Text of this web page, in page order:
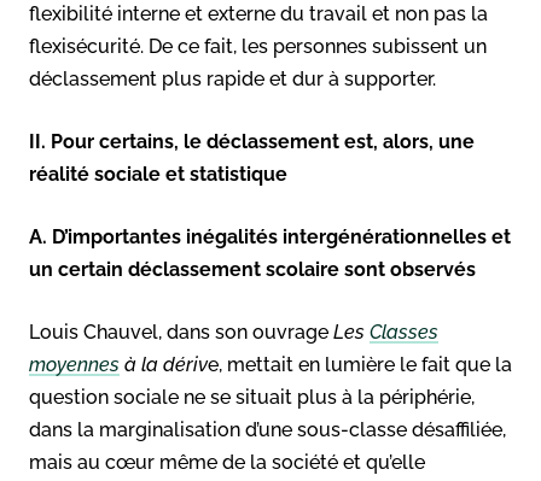
flexibilité interne et externe du travail et non pas la
flexisécurité. De ce fait, les personnes subissent un
déclassement plus rapide et dur à supporter.
II. Pour certains, le déclassement est, alors, une
réalité sociale et statistique
A. D’importantes inégalités intergénérationnelles et
un certain déclassement scolaire sont observés
Louis Chauvel, dans son ouvrage Les Classes
moyennes à la dérive, mettait en lumière le fait que la
question sociale ne se situait plus à la périphérie,
dans la marginalisation d’une sous-classe désaffiliée,
mais au cœur même de la société et qu’elle